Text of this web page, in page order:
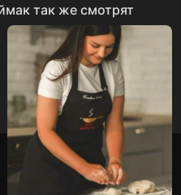
так же смотрят